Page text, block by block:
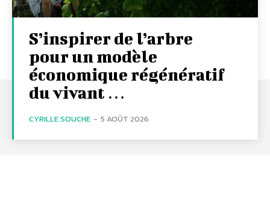
S’inspirer de l’arbre
pour un modèle
économique régénératif
du vivant …
CYRILLE SOUCHE - 5 AOÛT 2026